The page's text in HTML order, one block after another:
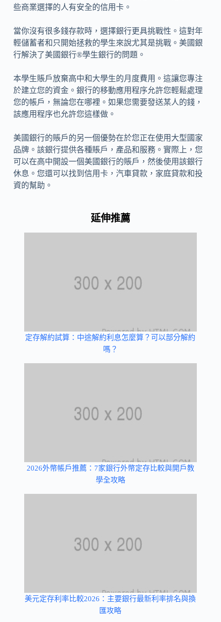
些商業選擇的人有安全的信用卡。
當你沒有很多錢存款時，選擇銀行更具挑戰性。這對年
輕儲蓄者和只開始拯救的學生來說尤其是挑戰。美國銀
行解決了美國銀行®學生銀行的問題。
本學生賬戶放棄高中和大學生的月度費用。這讓您專注
於建立您的資金。銀行的移動應用程序允許您輕鬆處理
您的帳戶，無論您在哪裡。如果您需要發送某人的錢，
該應用程序也允許您這樣做。
美國銀行的賬戶的另一個優勢在於您正在使用大型國家
品牌。該銀行提供各種賬戶，產品和服務。實際上，您
可以在高中開設一個美國銀行的賬戶，然後使用該銀行
休息。您還可以找到信用卡，汽車貸款，家庭貸款和投
資的幫助。
延伸推薦
定存解約試算：中途解約利息怎麼算？可以部分解約
嗎？
2026外幣帳戶推薦：7家銀行外幣定存比較與開戶教
學全攻略
美元定存利率比較2026：主要銀行最新利率排名與換
匯攻略